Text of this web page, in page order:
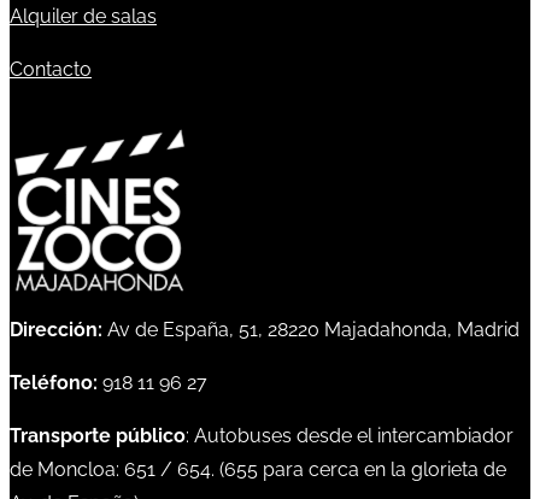
Alquiler de salas
Contacto
Dirección: Av de España, 51, 28220 Majadahonda, Madrid
Teléfono: 918 11 96 27
Transporte público: Autobuses desde el intercambiador
de Moncloa: 651 / 654. (655 para cerca en la glorieta de